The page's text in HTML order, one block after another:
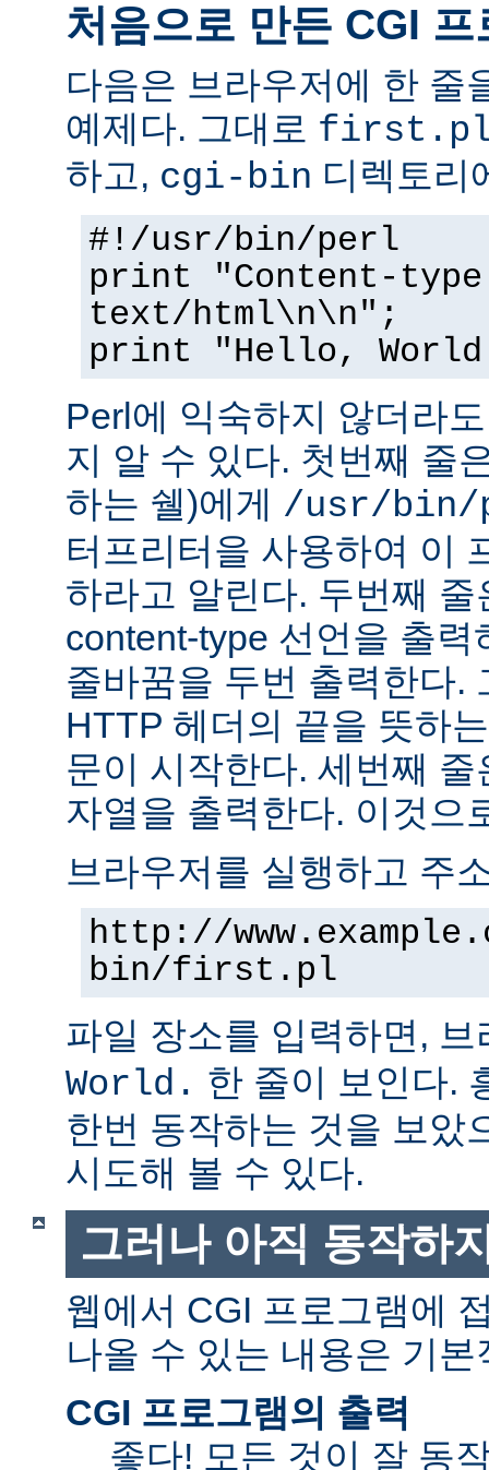
처음으로 만든 CGI 프
다음은 브라우저에 한 줄
예제다. 그대로
하고, cgi-bin 디렉토리
#!/usr/bin/perl
print "Content-
text/html\n\n";
print "Hello,
Perl에 익숙하지 않더라
지 알 수 있다. 첫번째 줄
하는 쉘)에게 /usr/bin/
터프리터을 사용하여 이
하라고 알린다. 두번째 줄
content-type 선언을 출
줄바꿈을 두번 출력한다.
HTTP 헤더의 끝을 뜻하
문이 시작한다. 세번째
자열을 출력한다. 이것으
브라우저를 실행하고 주
http://
bin/first.pl
파일 장소를 입력하면,
World. 한 줄이 보인다.
한번 동작하는 것을 보았
시도해 볼 수 있다.
그러나 아직 동작하
웹에서 CGI 프로그램에
나올 수 있는 내용은 기
CGI 프로그램의 출력
좋다! 모든 것이 잘 동